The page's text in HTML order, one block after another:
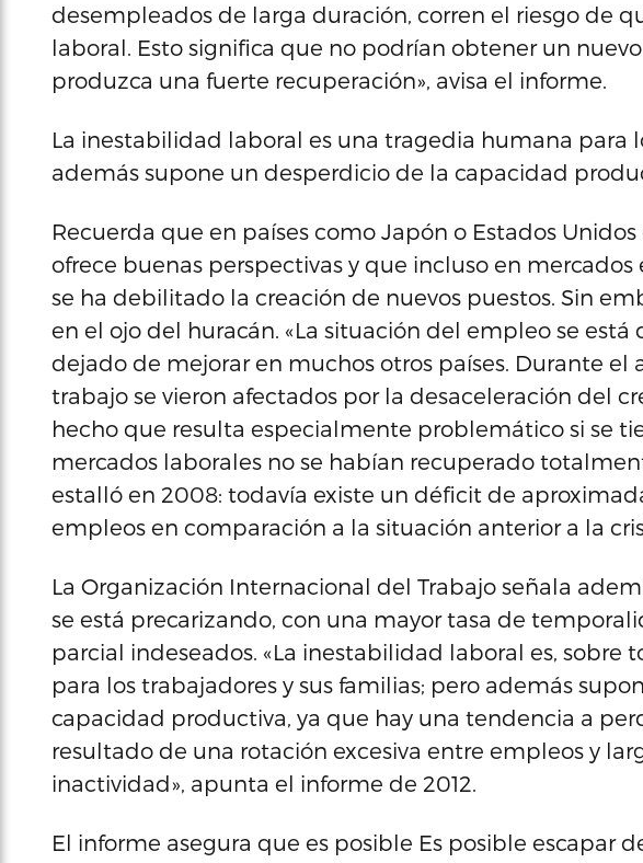
desempleados de larga duración, corren el riesgo de
laboral. Esto significa que no podrían obtener un
produzca una fuerte recuperación», avisa el informe.
La inestabilidad laboral es una tragedia humana para
además supone un desperdicio de la capacidad
Recuerda que en países como Japón o Estados
ofrece buenas perspectivas y que incluso en
se ha debilitado la creación de nuevos puestos. Sin
en el ojo del huracán. «La situación del empleo se está
dejado de mejorar en muchos otros países. Durante el
trabajo se vieron afectados por la desaceleración del
hecho que resulta especialmente problemático si se
mercados laborales no se habían recuperado
estalló en 2008: todavía existe un déficit de
empleos en comparación a la situación anterior a la
La Organización Internacional del Trabajo señala
se está precarizando, con una mayor tasa de
parcial indeseados. «La inestabilidad laboral es, sobre
para los trabajadores y sus familias; pero además
capacidad productiva, ya que hay una tendencia a
resultado de una rotación excesiva entre empleos y
inactividad», apunta el informe de 2012.
El informe asegura que es posible Es posible escapar